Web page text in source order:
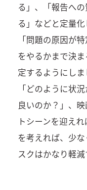
る」、「報告へ
る」などと定量化
「問題の原因が
をやるかまで決
定するようにしま
「どのように状
良いのか？」、
トシーンを迎え
を考えれば、少
スクはかなり軽減